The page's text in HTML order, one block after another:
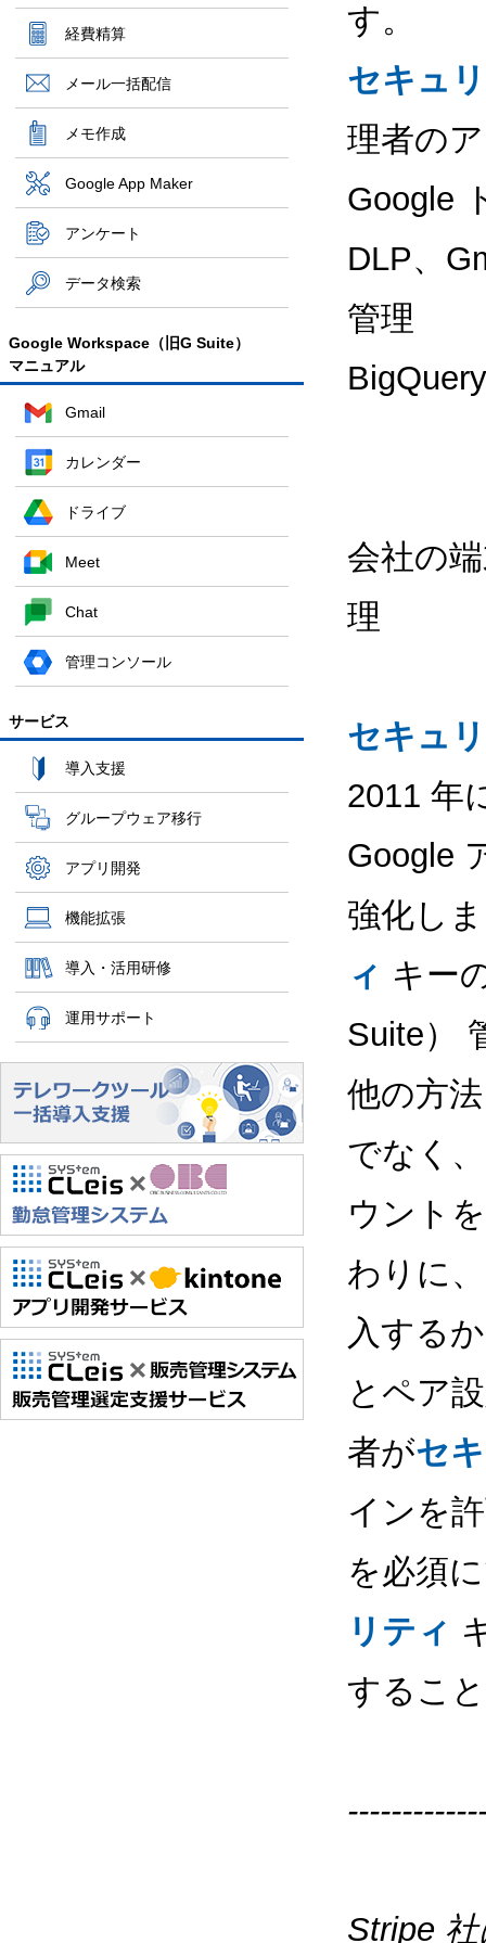
経費精算
メール一括配信
メモ作成
Google App Maker
アンケート
データ検索
Google Workspace（旧G Suite）
マニュアル
Gmail
カレンダー
ドライブ
Meet
Chat
管理コンソール
サービス
導入支援
グループウェア移行
アプリ開発
機能拡張
導入・活用研修
運用サポート
す。
セキュ
理者の
Google
DLP、
管理
会社の
理
セキュ
2011 年
Google
強化し
ィ キー
Suite）
他の方
でなく
ウント
わりに、
入する
とペア
者がセ
インを
を必須
リティ
するこ
Stripe